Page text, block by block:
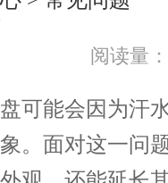
阅读量
能会因为汗
。面对这一问